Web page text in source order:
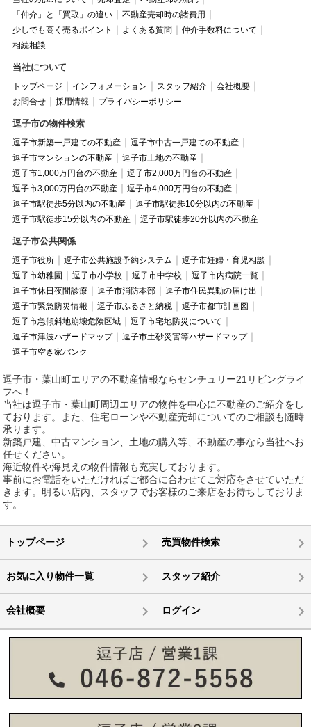
「仲介」と「買取」の違い
不動産売却時の諸費用
少しでも高く売るポイント
よくある質問
仲介手数料について
相続相談
当社について
トップページ インフォメーション スタッフ紹介
会社概要
お問合せ
採用情報 プライバシーポリシー
逗子市の物件検索
逗子市新築一戸建ての不動産
逗子市中古一戸建ての不動産
逗子市マンションの不動産
逗子市土地の不動産
逗子市1,000万円台の不動産
逗子市2,000万円台の不動産
逗子市3,000万円台の不動産
逗子市4,000万円台の不動産
逗子市駅徒歩5分以内の不動産
逗子市駅徒歩10分以内の不動産
逗子市駅徒歩15分以内の不動産
逗子市駅徒歩20分以内の不動産
逗子市公共関係
逗子市役所 逗子市公共施設予約システム
逗子市妊婦・育児相談
逗子市幼稚園
逗子市小学校 逗子市中学校
逗子市内病院一覧
逗子市休日夜間診療
逗子市消防本部
逗子市住民異動の届け出
逗子市緊急防災情報
逗子市ふるさと納税
逗子市都市計画図
逗子市急傾斜地崩壊危険区域
逗子市宅地防災について
逗子市津波ハザードマップ
逗子市土砂災害等ハザードマップ
逗子市空き家バンク
逗子市・葉山町エリアの不動産情報ならセンチュリー21リビングライ
フへ！
当社は逗子市・葉山町周辺エリアの物件を中心に不動産のご紹介をし
ております。また、住宅ローンや不動産売却についてのご相談も随時
承ります。
新築戸建、中古マンション、土地の購入等、不動産の事なら当社へお
任せください。
海近物件や海見えの物件情報も充実しております。
事前にお電話をいただければご都合に合わせてご対応をさせていただ
きます。明るい店内、スタッフでお客様のご来店をお待ちしておりま
す。
トップページ 売買物件検索
お気に入り物件一覧 スタッフ紹介
会社概要 ログイン